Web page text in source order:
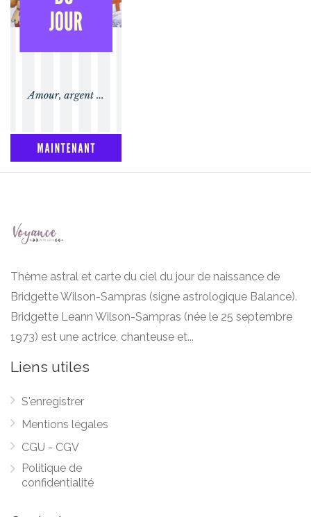
Thème astral et carte du ciel du jour de naissance de
Bridgette Wilson-Sampras (signe astrologique Balance).
Bridgette Leann Wilson-Sampras (née le 25 septembre
1973) est une actrice, chanteuse et...
Liens utiles
S'enregistrer
Mentions légales
CGU - CGV
Politique de
confidentialité